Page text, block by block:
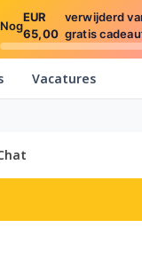
Nog
EUR
65,00
verwijderd
gratis
Vacatures